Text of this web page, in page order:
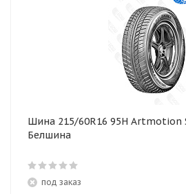
Шина 215/60R16 95H Artmotion
Белшина
под заказ